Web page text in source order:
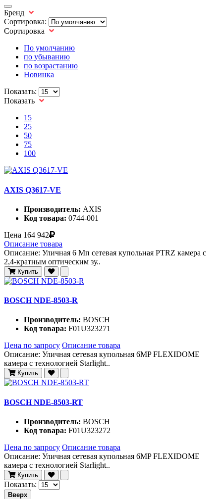
Бренд
Сортировка:
Сортировка
По умолчанию
по убыванию
по возрастанию
Новинка
Показать:
Показать
15
25
50
75
100
AXIS Q3617-VE
Производитель: AXIS
Код товара: 0744-001
Цена 164 942
Описание товара
Описание: Уличная 6 Мп сетевая купольная PTRZ камера с
2,4-кратным оптическим зу..
Купить
BOSCH NDE-8503-R
Производитель: BOSCH
Код товара: F01U323271
Цена по запросу Описание товара
Описание: Уличная сетевая купольная 6MP FLEXIDOME
камера с технологией Starlight..
Купить
BOSCH NDE-8503-RT
Производитель: BOSCH
Код товара: F01U323272
Цена по запросу Описание товара
Описание: Уличная сетевая купольная 6MP FLEXIDOME
камера с технологией Starlight..
Купить
Показать:
Вверх